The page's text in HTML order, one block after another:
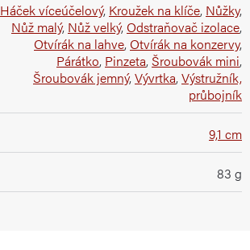
Háček víceúčelový, Kroužek na klíče, Nůžky,
Nůž malý, Nůž velký,Odstraňovač izolace,
Otvírák na lahve,Otvírák na konzervy,
Párátko, Pinzeta, Šroubovák mini,
Šroubovák jemný,Vývrtka,Výstružník,
průbojník
9,1 cm
83 g